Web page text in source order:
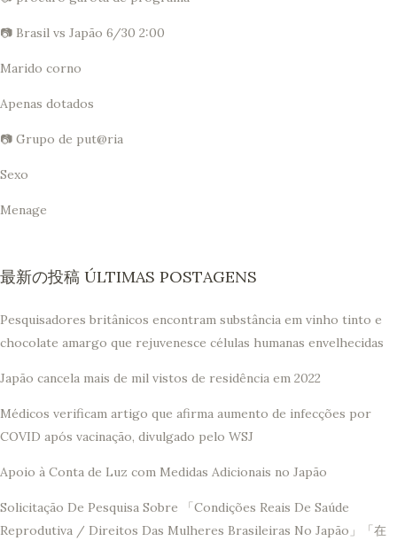
📷 Brasil vs Japão 6/30 2:00
Marido corno
Apenas dotados
📷 Grupo de put@ria
Sexo
Menage
最新の投稿 ÚLTIMAS POSTAGENS
Pesquisadores britânicos encontram substância em vinho tinto e
chocolate amargo que rejuvenesce células humanas envelhecidas
Japão cancela mais de mil vistos de residência em 2022
Médicos verificam artigo que afirma aumento de infecções por
COVID após vacinação, divulgado pelo WSJ
Apoio à Conta de Luz com Medidas Adicionais no Japão
Solicitação De Pesquisa Sobre 「Condições Reais De Saúde
Reprodutiva / Direitos Das Mulheres Brasileiras No Japão」「在